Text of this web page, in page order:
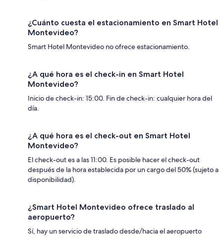
¿Cuánto cuesta el estacionamiento en Smart Hotel
Montevideo?
Smart Hotel Montevideo no ofrece estacionamiento.
¿A qué hora es el check-in en Smart Hotel
Montevideo?
Inicio de check-in: 15:00. Fin de check-in: cualquier hora del
día.
¿A qué hora es el check-out en Smart Hotel
Montevideo?
El check-out es a las 11:00. Es posible hacer el check-out
después de la hora establecida por un cargo del 50% (sujeto a
disponibilidad).
¿Smart Hotel Montevideo ofrece traslado al
aeropuerto?
Sí, hay un servicio de traslado desde/hacia el aeropuerto